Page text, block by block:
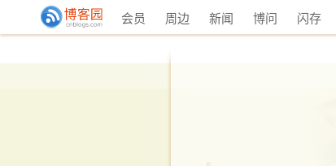
会员 周边 新闻 博问 闪存